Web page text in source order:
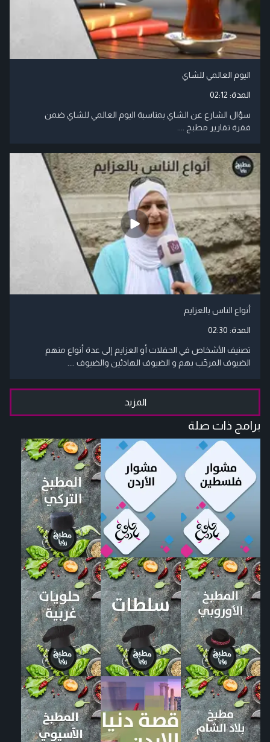
اليوم العالمي للشاي
المدة: 02:12
سؤال الشارع عن الشاي بمناسبة اليوم العالمي للشاي ضمن
فقرة تقارير مطبخ ....
أنواع الناس بالعزايم
المدة: 02:30
تصنيف الأشخاص في الحفلات أو العزايم إلى عدة أنواع منهم
الضيوف المرحِّب بهم و الضيوف الهادئين والضيوف ....
المزيد
برامج ذات صلة